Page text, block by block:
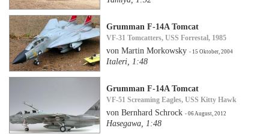
Grumman F-14A Tomcat
VF-31 Tomcatters, USS Forrestal, 1985
von Martin Morkowsky- 15 Oktober, 2004
Italeri, 1:48
Grumman F-14A Tomcat
VF-51 Screaming Eagles, USS Kitty Hawk
von Bernhard Schrock- 06 August, 2012
Hasegawa, 1:48